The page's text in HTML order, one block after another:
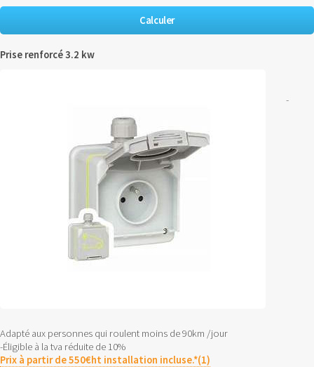
Prise renforcé 3.2 kw
-
Adapté aux personnes qui roulent moins de 90km /jour
-Éligible à la tva réduite de 10%
Prix à partir de 550€ht installation incluse.*(1)